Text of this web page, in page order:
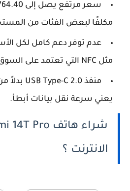
مكلفًا لبعض الفئات من
عدم توفر دعم كامل لكل
مثل NFC التي تعتمد على السوق والمنطقة.
يعني سرعة نقل بيانات أبطأ.
الانترنت ؟